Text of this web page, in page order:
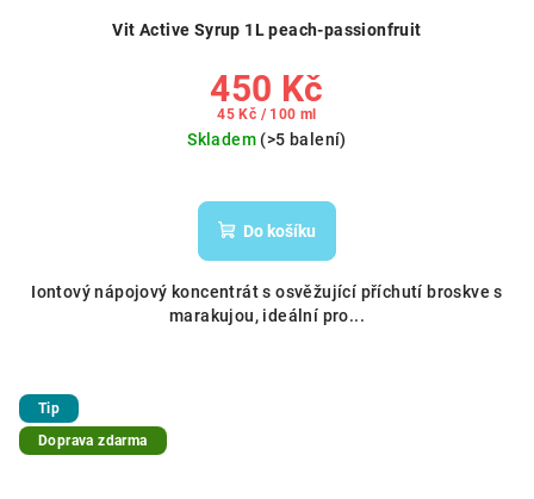
Vit Active Syrup 1L peach-passionfruit
450 Kč
Měrná
45 Kč / 100 ml
Skladem (>5 balení)
Do košíku
Iontový nápojový koncentrát s osvěžující příchutí broskve s
marakujou, ideální pro...
Tip
Doprava zdarma